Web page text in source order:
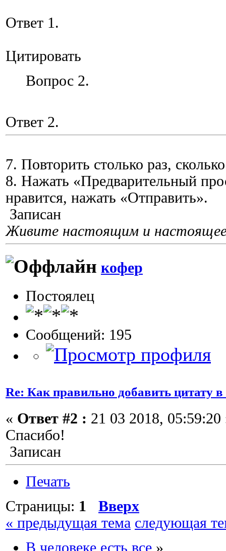
Ответ 1.
Цитировать
Вопрос 2.
Ответ 2.
7. Повторить столько раз,
8. Нажать «Предварительный
нравится, нажать «Отправить».
Записан
Живите настоящим и
кофер
Постоялец
Сообщений: 195
Re: Как правильно добавить цитату
« Ответ #2 : 21 03 2018, 05:59:20
Спасибо!
Записан
Печать
Страницы: 1
Вверх
« предыдущая тема следующая
В человеке есть все »